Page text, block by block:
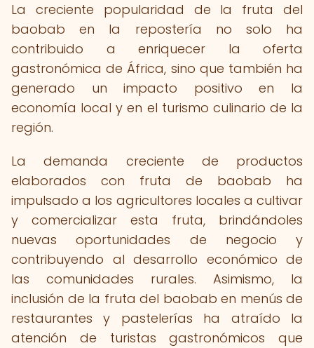
La creciente popularidad de la fruta del
baobab en la repostería no solo ha
contribuido a enriquecer la oferta
gastronómica de África, sino que también ha
generado un impacto positivo en la
economía local y en el turismo culinario de la
región.
La demanda creciente de productos
elaborados con fruta de baobab ha
impulsado a los agricultores locales a cultivar
y comercializar esta fruta, brindándoles
nuevas oportunidades de negocio y
contribuyendo al desarrollo económico de
las comunidades rurales. Asimismo, la
inclusión de la fruta del baobab en menús de
restaurantes y pastelerías ha atraído la
atención de turistas gastronómicos que